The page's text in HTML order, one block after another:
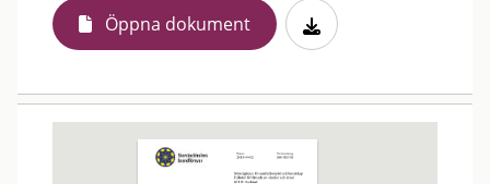
Öppna dokument